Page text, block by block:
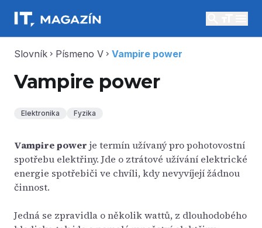
Slovník chevron_right Písmeno V chevron_right Vampire power
Vampire power
Elektronika Fyzika
Vampire power je termín užívaný pro pohotovostní
spotřebu elektřiny. Jde o ztrátové užívání elektrické
energie spotřebiči ve chvíli, kdy nevyvíjejí žádnou
činnost.
Jedná se zpravidla o několik wattů, z dlouhodobého